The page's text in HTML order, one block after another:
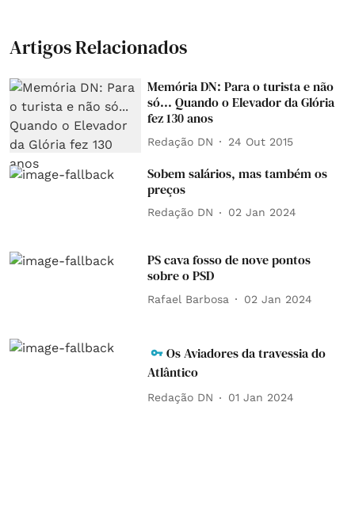
Artigos Relacionados
Memória DN: Para o turista e não
só... Quando o Elevador da Glória
fez 130 anos
Redação DN 24 Out 2015
Sobem salários, mas também os
preços
Redação DN 02 Jan 2024
PS cava fosso de nove pontos
sobre o PSD
Rafael Barbosa 02 Jan 2024
Os Aviadores da travessia do
Atlântico
Redação DN 01 Jan 2024